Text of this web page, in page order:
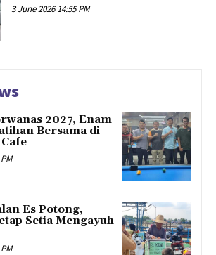
3 June 2026 14:55 PM
2027, Enam
Bersama di
Es Potong,
Setia Mengayuh